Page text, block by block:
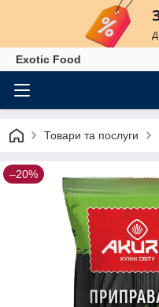
Exotiс Food
Товари та послуги
–20%